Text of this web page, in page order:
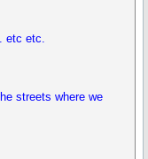
etc etc.
streets where we